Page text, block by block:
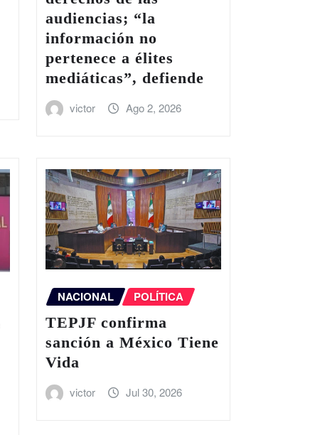
audiencias; “la
información no
pertenece a élites
mediáticas”, defiende
victor Ago 2, 2026
NACIONAL POLÍTICA
TEPJF confirma
sanción a México Tiene
Vida
victor Jul 30, 2026